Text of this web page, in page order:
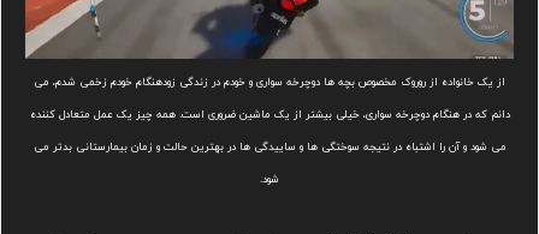
از یک خانواده از روروک مخصوص بچه ها دوچرخه سواری و خودم در زندگی زودهنگام خودم زخمی شدم، می
دانم که در هنگام دوچرخه سواری، خیلی بیشتر از یک ماشین ضروری است. همه چیز یک عمل متعادل کننده
می شود و آن را اشتباه در نتیجه سوختگی ها و ساییدگی ها در بهترین حالت و زمان بیمارستانی بدتر می
شود.